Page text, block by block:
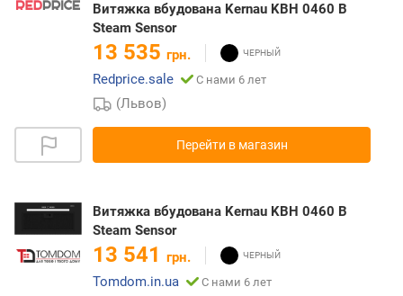
Витяжка вбудована Kernau KBH 0460 B
Steam Sensor
13 535 грн.
Redprice.sale
С нами 6 лет
(Львов)
Перейти в магазин
Витяжка вбудована Kernau KBH 0460 B
Steam Sensor
13 541 грн.
Tomdom.in.ua
С нами 6 лет